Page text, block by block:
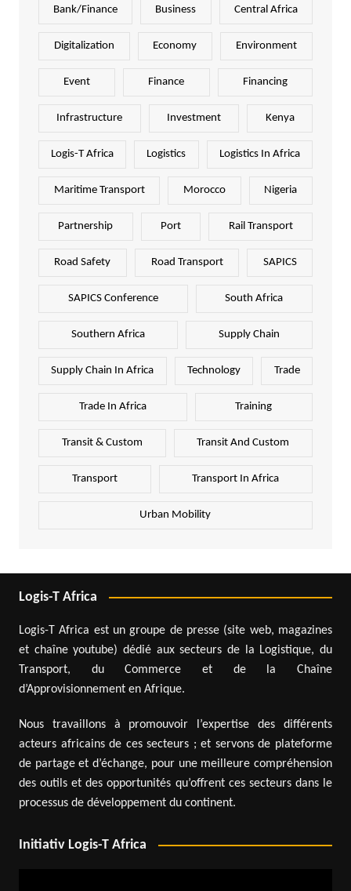
Bank/Finance Business Central Africa
Digitalization Economy Environment
Event Finance Financing
Infrastructure Investment Kenya
Logis-T Africa Logistics Logistics In Africa
Maritime Transport Morocco Nigeria
Partnership Port Rail Transport
Road Safety Road Transport SAPICS
SAPICS Conference South Africa
Southern Africa Supply Chain
Supply Chain In Africa Technology Trade
Trade In Africa Training
Transit & Custom Transit And Custom
Transport Transport In Africa
Urban Mobility
Logis-T Africa
Logis-T Africa est un groupe de presse (site web, magazines
et chaîne youtube) dédié aux secteurs de la Logistique, du
Transport, du Commerce et de la Chaîne
d’Approvisionnement en Afrique.
Nous travaillons à promouvoir l’expertise des différents
acteurs africains de ces secteurs ; et servons de plateforme
de partage et d’échange, pour une meilleure compréhension
des outils et des opportunités qu’offrent ces secteurs dans le
processus de développement du continent.
Initiativ Logis-T Africa